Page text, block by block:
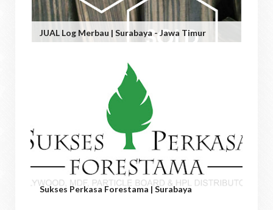
JUAL Log Merbau | Surabaya - Jawa Timur
Sukses Perkasa Forestama | Surabaya